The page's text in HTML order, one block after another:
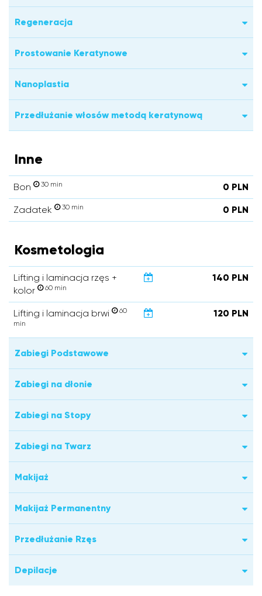
Regeneracja
Prostowanie Keratynowe
Nanoplastia
Przedłużanie włosów metodą keratynową
Inne
Bon 30 min 0 PLN
Zadatek 30 min 0 PLN
Kosmetologia
Lifting i laminacja rzęs +
kolor
60 min
140 PLN
Lifting i laminacja brwi
60
min
120 PLN
Zabiegi Podstawowe
Zabiegi na dłonie
Zabiegi na Stopy
Zabiegi na Twarz
Makijaż
Makijaż Permanentny
Przedłużanie Rzęs
Depilacje